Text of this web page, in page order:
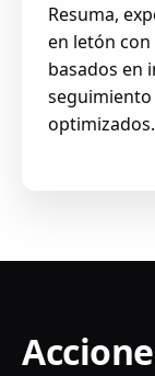
Resuma,
en letón con
basados en
optimizados.